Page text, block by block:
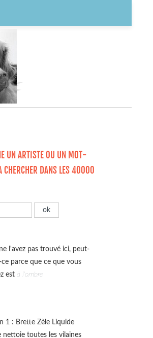
UN ARTISTE OU UN MOT-
CHERCHER DANS LES 40000
l'avez pas trouvé ici, peut-
parce que ce que vous
està l'ombre
1 : Brette Zèle Liquide
nettoie toutes les vilaines